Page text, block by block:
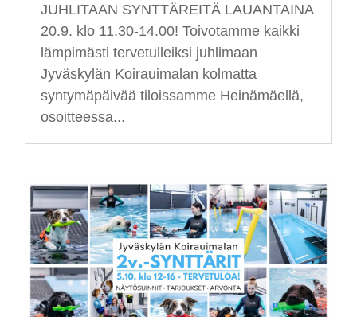
JUHLITAAN SYNTTÄREITÄ LAUANTAINA
20.9. klo 11.30-14.00! Toivotamme kaikki
lämpimästi tervetulleiksi juhlimaan
Jyväskylän Koirauimalan kolmatta
syntymäpäivää tiloissamme Heinämäellä,
osoitteessa...